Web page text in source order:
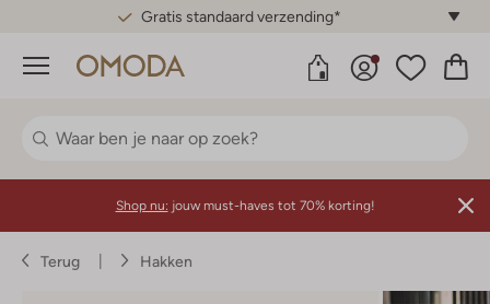
Gratis standaard verzending*
Menu
Shop nu: jouw must-haves tot 70% korting!
Terug Hakken